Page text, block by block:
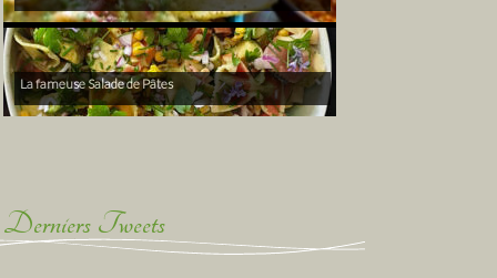
La fameuse Salade de Pâtes
Derniers Tweets